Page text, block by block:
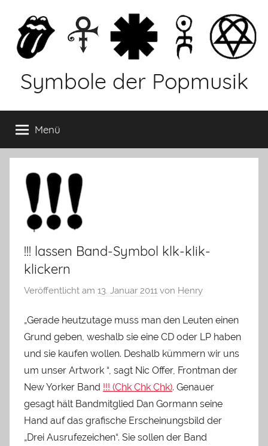
Inhalt
springen
Symbole der Popmusik
Menü
!!! lassen Band-Symbol klk-klik-
klickern
Veröffentlicht am 13. Januar 2011 von Henry
„Gerade heutzutage muss man den Leuten einen
Grund geben, weshalb sie eine CD oder LP haben
und sie kaufen wollen. Deshalb kümmern wir uns
um unser Artwork “, sagt Nic Offer, Frontman der
New Yorker Band !!! (Chk Chk Chk). Genauer
gesagt hält Bandmitglied Dan Gormann seine
Hand auf das grafische Erscheinungsbild der
„Drei Ausrufezeichen“. Sie sollen der Band